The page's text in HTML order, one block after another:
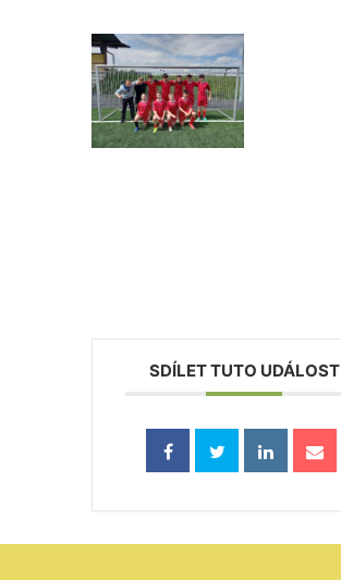
SDÍLET TUTO UDÁLOST